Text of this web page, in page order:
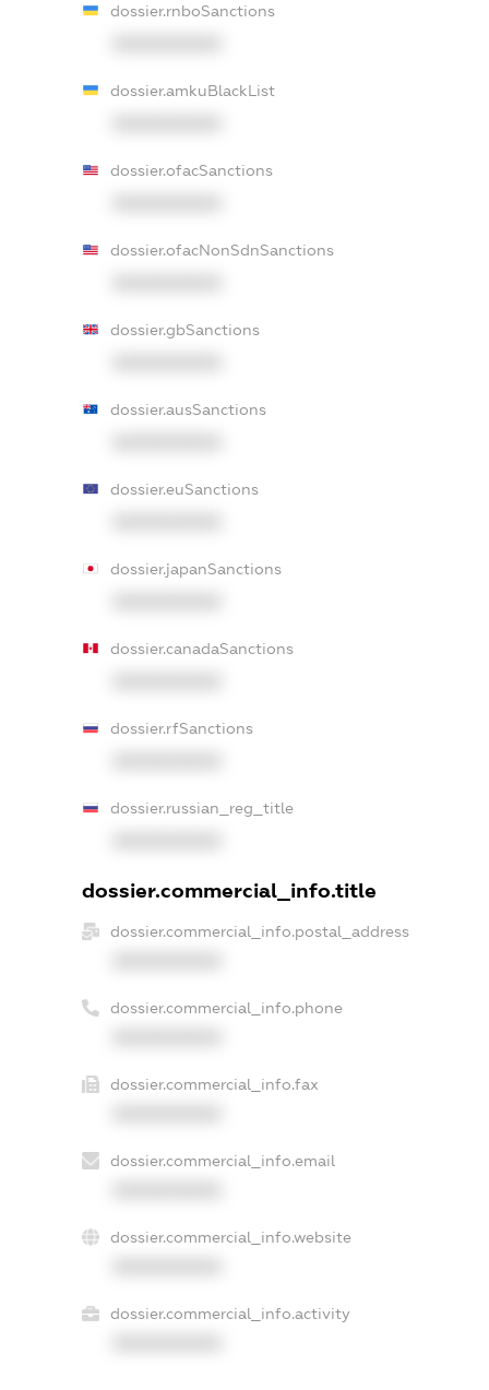
dossier.rnboSanctions
dossier.amkuBlackList
dossier.ofacSanctions
dossier.ofacNonSdnSanctions
dossier.gbSanctions
dossier.ausSanctions
dossier.euSanctions
dossier.japanSanctions
dossier.canadaSanctions
dossier.rfSanctions
dossier.russian_reg_title
dossier.commercial_info.title
dossier.commercial_info.postal_address
dossier.commercial_info.phone
dossier.commercial_info.fax
dossier.commercial_info.email
dossier.commercial_info.website
dossier.commercial_info.activity